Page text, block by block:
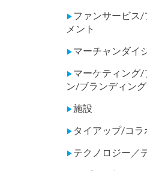
▶ ファンサービス/
メント
▶ マーチャンダイ
▶ マーケティング/
ン/ブランディング
▶施設
▶ タイアップ/コラ
▶ テクノロジー／